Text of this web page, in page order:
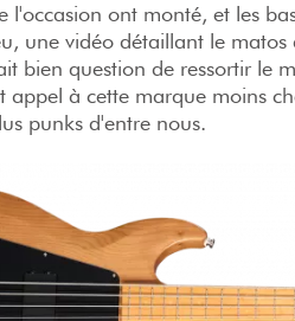
l'occasion ont monté, et les
une vidéo détaillant le
bien question de ressortir le
appel à cette marque moins
punks d'entre nous.